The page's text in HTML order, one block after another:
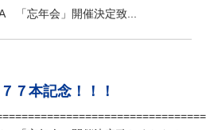
「忘年会」開催決定致...
７７本記念！！！